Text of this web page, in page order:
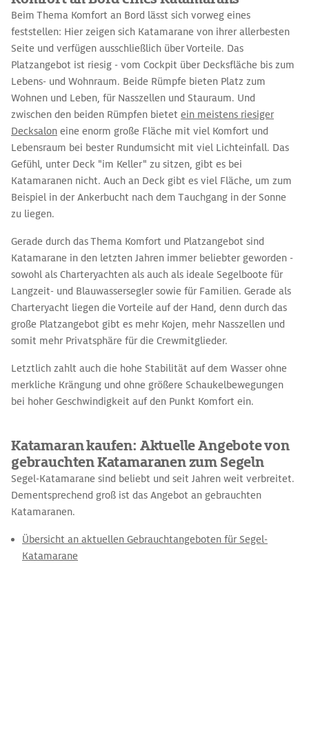
Beim Thema Komfort an Bord lässt sich vorweg eines
feststellen: Hier zeigen sich Katamarane von ihrer allerbesten
Seite und verfügen ausschließlich über Vorteile. Das
Platzangebot ist riesig - vom Cockpit über Decksfläche bis zum
Lebens- und Wohnraum. Beide Rümpfe bieten Platz zum
Wohnen und Leben, für Nasszellen und Stauraum. Und
zwischen den beiden Rümpfen bietet ein meistens riesiger
Decksalon eine enorm große Fläche mit viel Komfort und
Lebensraum bei bester Rundumsicht mit viel Lichteinfall. Das
Gefühl, unter Deck "im Keller" zu sitzen, gibt es bei
Katamaranen nicht. Auch an Deck gibt es viel Fläche, um zum
Beispiel in der Ankerbucht nach dem Tauchgang in der Sonne
zu liegen.
Gerade durch das Thema Komfort und Platzangebot sind
Katamarane in den letzten Jahren immer beliebter geworden -
sowohl als Charteryachten als auch als ideale Segelboote für
Langzeit- und Blauwassersegler sowie für Familien. Gerade als
Charteryacht liegen die Vorteile auf der Hand, denn durch das
große Platzangebot gibt es mehr Kojen, mehr Nasszellen und
somit mehr Privatsphäre für die Crewmitglieder.
Letztlich zahlt auch die hohe Stabilität auf dem Wasser ohne
merkliche Krängung und ohne größere Schaukelbewegungen
bei hoher Geschwindigkeit auf den Punkt Komfort ein.
Katamaran kaufen: Aktuelle Angebote von
gebrauchten Katamaranen zum Segeln
Segel-Katamarane sind beliebt und seit Jahren weit verbreitet.
Dementsprechend groß ist das Angebot an gebrauchten
Katamaranen.
Übersicht an aktuellen Gebrauchtangeboten für Segel-
Katamarane